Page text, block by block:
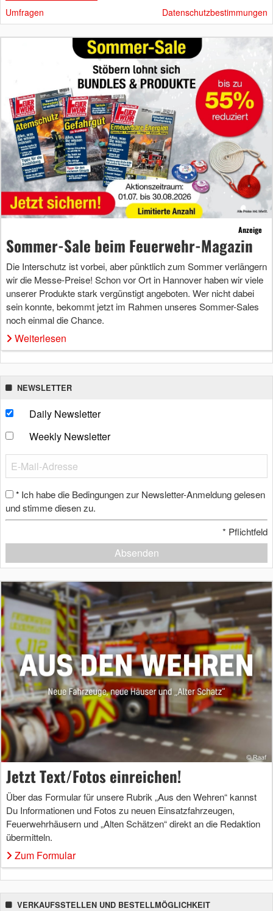
Umfragen Datenschutzbestimmungen
Anzeige
Sommer-Sale beim Feuerwehr-Magazin
Die Interschutz ist vorbei, aber pünktlich zum Sommer verlängern
wir die Messe-Preise! Schon vor Ort in Hannover haben wir viele
unserer Produkte stark vergünstigt angeboten. Wer nicht dabei
sein konnte, bekommt jetzt im Rahmen unseres Sommer-Sales
noch einmal die Chance.
Weiterlesen
NEWSLETTER
Daily Newsletter
Weekly Newsletter
* Ich habe die Bedingungen zur Newsletter-Anmeldung gelesen
und stimme diesen zu.
* Pflichtfeld
Absenden
Jetzt Text/Fotos einreichen!
Über das Formular für unsere Rubrik „Aus den Wehren“ kannst
Du Informationen und Fotos zu neuen Einsatzfahrzeugen,
Feuerwehrhäusern und „Alten Schätzen“ direkt an die Redaktion
übermitteln.
Zum Formular
VERKAUFSSTELLEN UND BESTELLMÖGLICHKEIT